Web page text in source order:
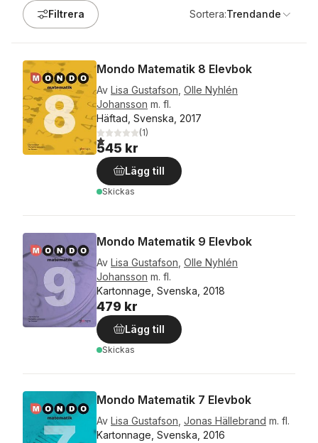
Filtrera Sortera:Trendande
Mondo Matematik 8 Elevbok
Av Lisa Gustafson Olle Nyhlén
Johansson m. fl.
Häftad, Svenska, 2017
1,0utav 5 stjärnor. Totalt antal röster:
(1)
545 kr
Lägg till
Skickas
Mondo Matematik 9 Elevbok
Av Lisa Gustafson Olle Nyhlén
Johansson m. fl.
Kartonnage, Svenska, 2018
479 kr
Lägg till
Skickas
Mondo Matematik 7 Elevbok
Av Lisa Gustafson Jonas Hällebrand m. fl.
Kartonnage, Svenska, 2016